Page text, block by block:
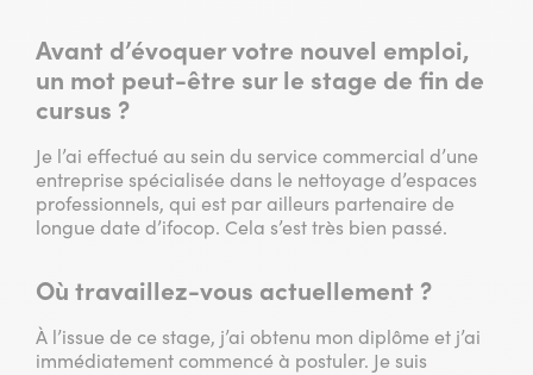
Avant d’évoquer votre nouvel emploi,
un mot peut-être sur le stage de fin de
cursus ?
Je l’ai effectué au sein du service commercial d’une
entreprise spécialisée dans le nettoyage d’espaces
professionnels, qui est par ailleurs partenaire de
longue date d’ifocop. Cela s’est très bien passé.
Où travaillez-vous actuellement ?
À l’issue de ce stage, j’ai obtenu mon diplôme et j’ai
immédiatement commencé à postuler. Je suis